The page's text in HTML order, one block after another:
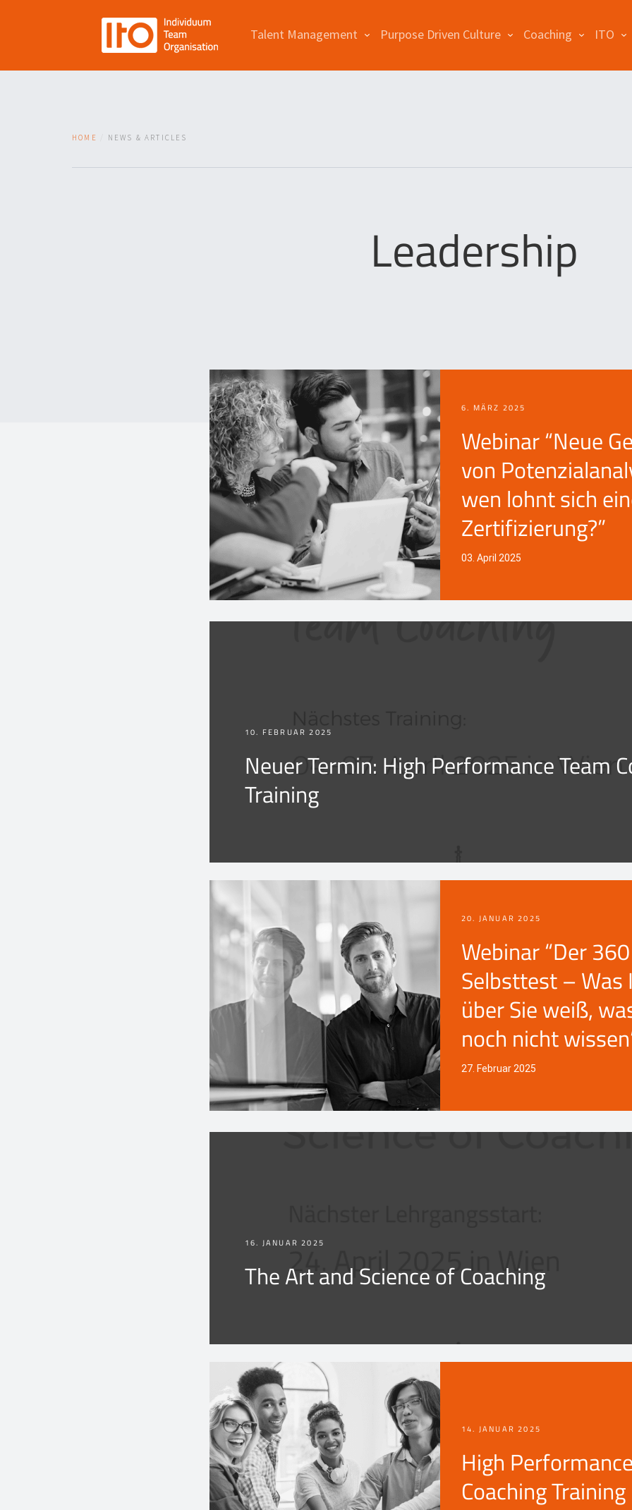
Talent Management Purpose Driven Culture Coaching ITO
HOME NEWS & ARTICLES
Leadership
6. MÄRZ 2025
Webinar “Neue
von
wen lohnt sich
Zertifizierung?”
03. April 2025
10. FEBRUAR 2025
Neuer Termin: High Performance Team
Training
20. JANUAR 2025
Webinar “Der
Selbsttest – Was
über Sie weiß,
noch nicht
27. Februar 2025
16. JANUAR 2025
The Art and Science of Coaching
14. JANUAR 2025
High
Coaching Training